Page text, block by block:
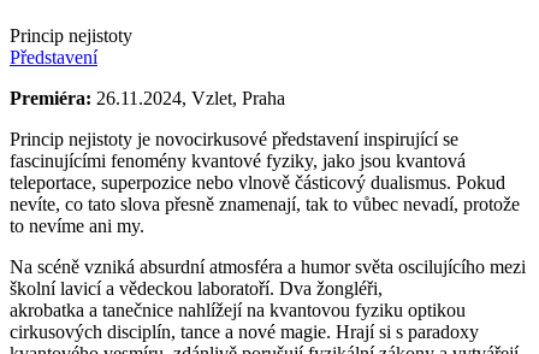
Princip nejistoty
Představení
Premiéra: 26.11.2024, Vzlet, Praha
Princip nejistoty je novocirkusové představení inspirující se
fascinujícími fenomény kvantové fyziky, jako jsou kvantová
teleportace, superpozice nebo vlnově částicový dualismus. Pokud
nevíte, co tato slova přesně znamenají, tak to vůbec nevadí, protože
to nevíme ani my.
Na scéně vzniká absurdní atmosféra a humor světa oscilujícího mezi
školní lavicí a vědeckou laboratoří. Dva žongléři,
akrobatka a tanečnice nahlížejí na kvantovou fyziku optikou
cirkusových disciplín, tance a nové magie. Hrají si s paradoxy